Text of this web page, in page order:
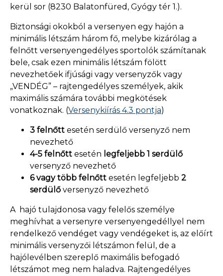
kerül sor (8230 Balatonfüred, Gyógy tér 1.).
Biztonsági okokból a versenyen egy hajón a
minimális létszám három fő, melybe kizárólag a
felnőtt versenyengedélyes sportolók számítanak
bele, csak ezen minimális létszám fölött
nevezhetőek ifjúsági vagy versenyzők vagy
„VENDÉG” – rajtengedélyes személyek, akik
maximális számára további megkötések
vonatkoznak. (Versenykiírás 4.3 pontja)
3 felnőtt esetén serdülő versenyző nem
nevezhető
4-5 felnőtt esetén legfeljebb 1 serdülő
versenyző nevezhető
6 vagy több felnőtt esetén legfeljebb 2
serdülő versenyző nevezhető
A hajó tulajdonosa vagy felelős személye
meghívhat a versenyre versenyengedéllyel nem
rendelkező vendéget vagy vendégeket is, az előírt
minimális versenyzői létszámon felül, de a
hajólevélben szereplő maximális befogadó
létszámot meg nem haladva. Rajtengedélyes